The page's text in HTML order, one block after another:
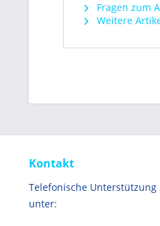
Fragen zum
Weitere
Kontakt
Telefonische
unter: